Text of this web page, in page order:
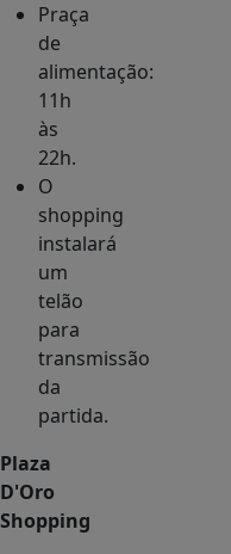
Praça
de
alimentação:
11h
às
22h.
O
shopping
instalará
um
telão
para
transmissão
da
partida.
Plaza
D'Oro
Shopping